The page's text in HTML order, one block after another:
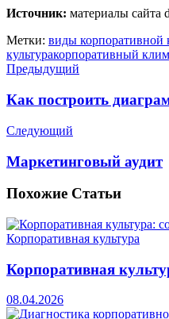
Источник: материалы сайта
Метки: виды корпоративной
культуракорпоративный
Предыдущий
Как построить
Следующий
Маркетинговый аудит
Похожие Статьи
Корпоративная культура
Корпоративная
08.04.2026